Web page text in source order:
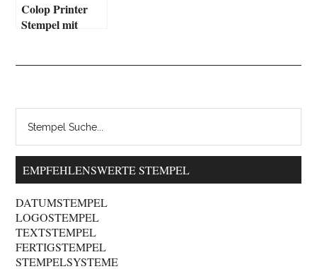
Colop Printer
Stempel mit
EMPFEHLENSWERTE STEMPEL
DATUMSTEMPEL
LOGOSTEMPEL
TEXTSTEMPEL
FERTIGSTEMPEL
STEMPELSYSTEME